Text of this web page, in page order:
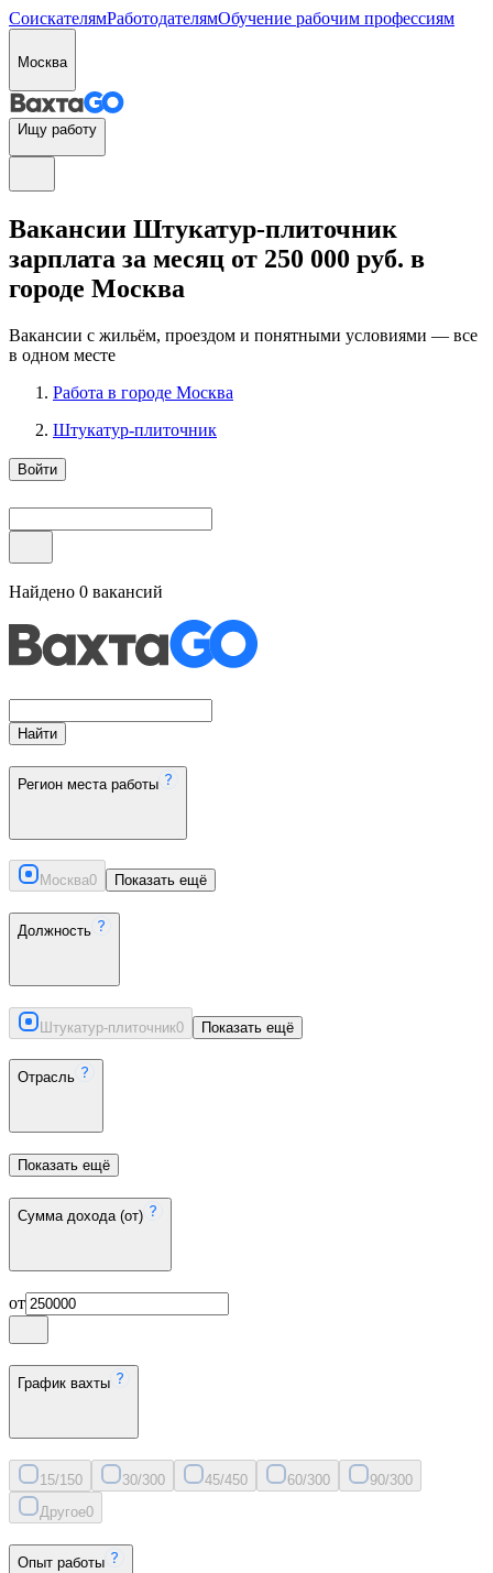
СоискателямРаботодателямОбучение рабочим профессиям
Москва
Ищу работу
Вакансии Штукатур-плиточник
зарплата за месяц от 250 000 руб. в
городе Москва
Вакансии с жильём, проездом и понятными условиями — все
в одном месте
Работа в городе Москва
Штукатур-плиточник
Войти
Найдено 0 вакансий
Найти
Регион места работы
Москва0 Показать ещё
Должность
Штукатур-плиточник0 Показать ещё
Отрасль
Показать ещё
Сумма дохода (от)
от
График вахты
15/150 30/300 45/450 60/300 90/300
Другое0
Опыт работы